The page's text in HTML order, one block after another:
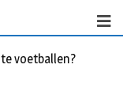
voetballen? Kom